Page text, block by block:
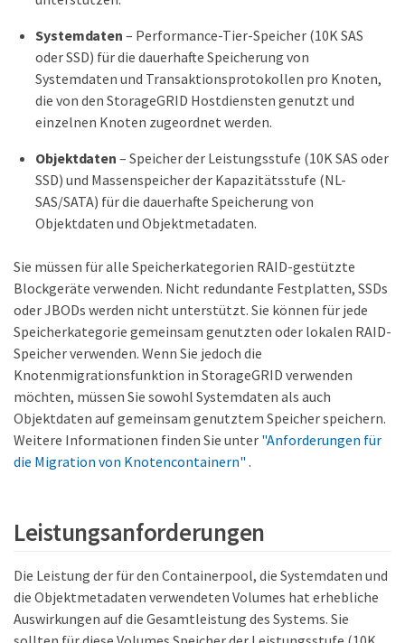
Systemdaten – Performance-Tier-Speicher (10K SAS
oder SSD) für die dauerhafte Speicherung von
Systemdaten und Transaktionsprotokollen pro Knoten,
die von den StorageGRID Hostdiensten genutzt und
einzelnen Knoten zugeordnet werden.
Objektdaten – Speicher der Leistungsstufe (10K SAS oder
SSD) und Massenspeicher der Kapazitätsstufe (NL-
SAS/SATA) für die dauerhafte Speicherung von
Objektdaten und Objektmetadaten.
Sie müssen für alle Speicherkategorien RAID-gestützte
Blockgeräte verwenden. Nicht redundante Festplatten, SSDs
oder JBODs werden nicht unterstützt. Sie können für jede
Speicherkategorie gemeinsam genutzten oder lokalen RAID-
Speicher verwenden. Wenn Sie jedoch die
Knotenmigrationsfunktion in StorageGRID verwenden
möchten, müssen Sie sowohl Systemdaten als auch
Objektdaten auf gemeinsam genutztem Speicher speichern.
Weitere Informationen finden Sie unter "Anforderungen für
die Migration von Knotencontainern" .
Leistungsanforderungen
Die Leistung der für den Containerpool, die Systemdaten und
die Objektmetadaten verwendeten Volumes hat erhebliche
Auswirkungen auf die Gesamtleistung des Systems. Sie